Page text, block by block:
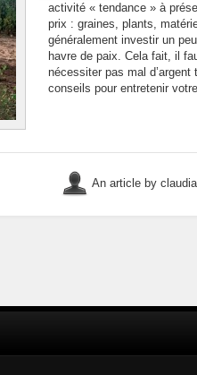
activité « tendance » à
prix : graines, plants,
généralement investir un
havre de paix. Cela fait, il
nécessiter pas mal
conseils pour entretenir
An article by